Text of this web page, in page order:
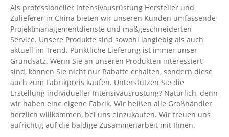
Als professioneller Intensivausrüstung Hersteller und
Zulieferer in China bieten wir unseren Kunden umfassende
Projektmanagementdienste und maßgeschneiderten
Service. Unsere Produkte sind sowohl langlebig als auch
aktuell im Trend. Pünktliche Lieferung ist immer unser
Grundsatz. Wenn Sie an unseren Produkten interessiert
sind, können Sie nicht nur Rabatte erhalten, sondern diese
auch zum Fabrikpreis kaufen. Unterstützen Sie die
Erstellung individueller Intensivausrüstung? Natürlich, denn
wir haben eine eigene Fabrik. Wir heißen alle Großhändler
herzlich willkommen, bei uns einzukaufen. Wir freuen uns
aufrichtig auf die baldige Zusammenarbeit mit Ihnen.